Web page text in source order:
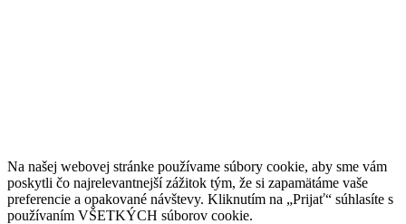
Na našej webovej stránke používame súbory cookie, aby sme vám
poskytli čo najrelevantnejší zážitok tým, že si zapamätáme vaše
preferencie a opakované návštevy. Kliknutím na „Prijať“ súhlasíte s
používaním VŠETKÝCH súborov cookie.